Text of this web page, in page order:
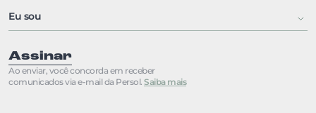
Assinar
Ao enviar, você concorda em receber
comunicados via e-mail da Persol. Saiba mais